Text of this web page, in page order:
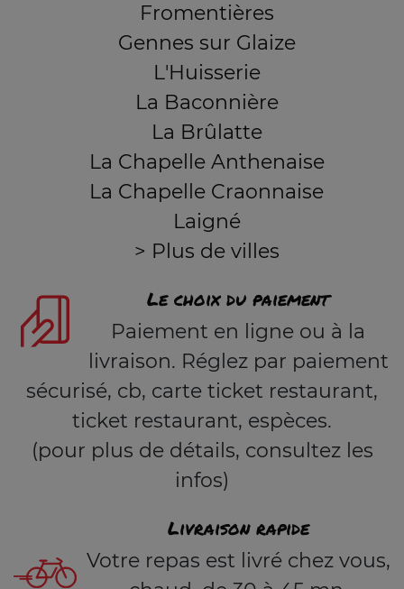
Fromentières
Gennes sur Glaize
L'Huisserie
La Baconnière
La Brûlatte
La Chapelle Anthenaise
La Chapelle Craonnaise
Laigné
> Plus de villes
Le choix du paiement
Paiement en ligne ou à la
livraison. Réglez par paiement
sécurisé, cb, carte ticket restaurant,
ticket restaurant, espèces.
(pour plus de détails, consultez les
infos)
Livraison rapide
Votre repas est livré chez vous,